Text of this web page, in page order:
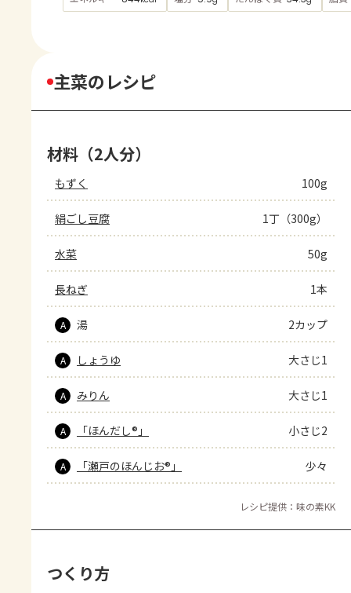
主菜のレシピ
材料（2人分）
もずく 100g
絹ごし豆腐 1丁（300g）
水菜 50g
長ねぎ 1本
A 湯 2カップ
A しょうゆ 大さじ1
A みりん 大さじ1
A 「ほんだし®」 小さじ2
A 「瀬戸のほんじお®」 少々
レシピ提供：味の素KK
つくり方